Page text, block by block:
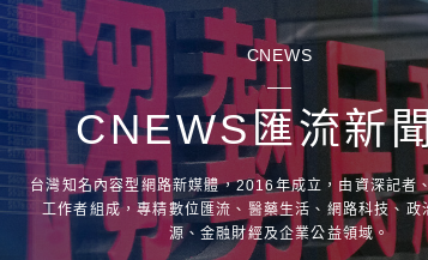
CNEWS
CNEWS匯流新
台灣知名內容型網路新媒體，2016年成立，由資深記者
工作者組成，專精數位匯流、醫藥生活、網路科技、政
源、金融財經及企業公益領域。